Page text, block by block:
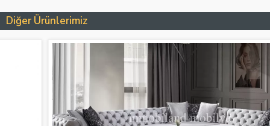
Diğer Ürünlerimiz